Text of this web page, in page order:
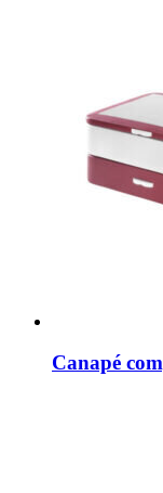
Canapé